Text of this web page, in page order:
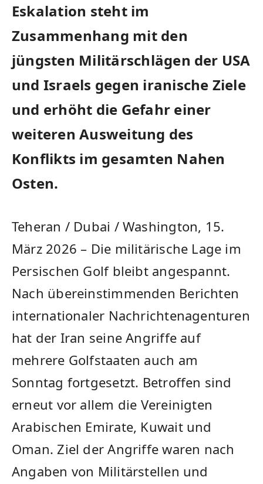
Eskalation steht im
Zusammenhang mit den
jüngsten Militärschlägen der USA
und Israels gegen iranische Ziele
und erhöht die Gefahr einer
weiteren Ausweitung des
Konflikts im gesamten Nahen
Osten.
Teheran / Dubai / Washington, 15.
März 2026 – Die militärische Lage im
Persischen Golf bleibt angespannt.
Nach übereinstimmenden Berichten
internationaler Nachrichtenagenturen
hat der Iran seine Angriffe auf
mehrere Golfstaaten auch am
Sonntag fortgesetzt. Betroffen sind
erneut vor allem die Vereinigten
Arabischen Emirate, Kuwait und
Oman. Ziel der Angriffe waren nach
Angaben von Militärstellen und